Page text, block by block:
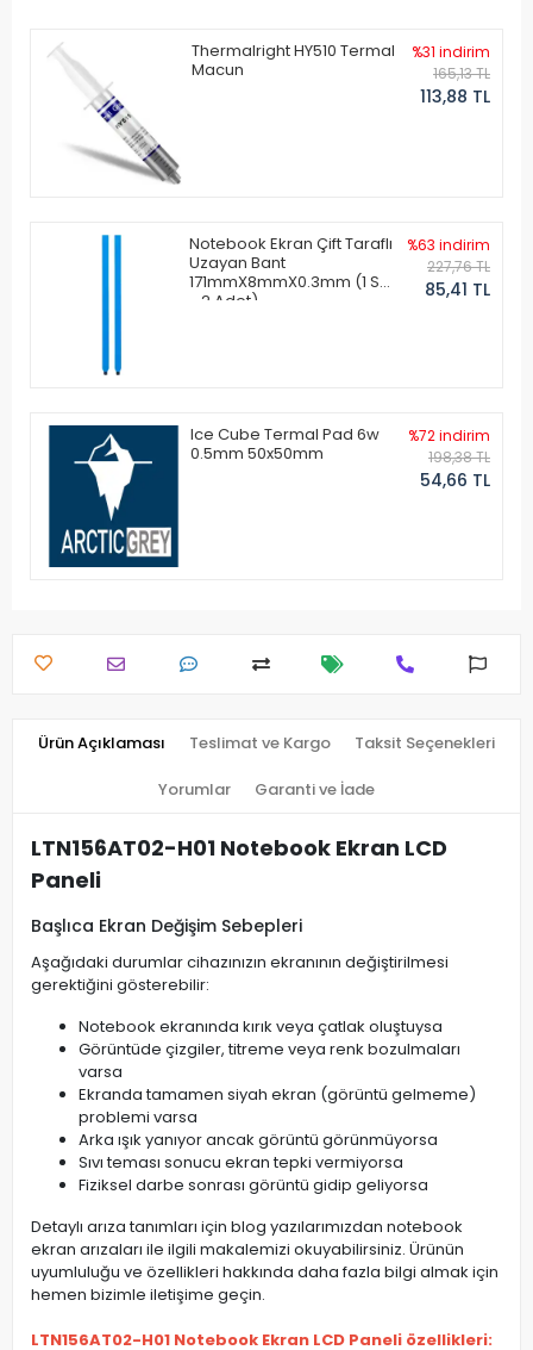
Thermalright HY510 Termal
Macun
%31 indirim
165,13 TL
113,88 TL
Notebook Ekran Çift Taraflı
Uzayan Bant
171mmX8mmX0.3mm (1 Set
- 2 Adet)
%63 indirim
227,76 TL
85,41 TL
Ice Cube Termal Pad 6w
0.5mm 50x50mm
%72 indirim
198,38 TL
54,66 TL
Ürün Açıklaması Teslimat ve Kargo Taksit Seçenekleri
Yorumlar Garanti ve İade
LTN156AT02-H01 Notebook Ekran LCD
Paneli
Başlıca Ekran Değişim Sebepleri
Aşağıdaki durumlar cihazınızın ekranının değiştirilmesi
gerektiğini gösterebilir:
Notebook ekranında kırık veya çatlak oluştuysa
Görüntüde çizgiler, titreme veya renk bozulmaları
varsa
Ekranda tamamen siyah ekran (görüntü gelmeme)
problemi varsa
Arka ışık yanıyor ancak görüntü görünmüyorsa
Sıvı teması sonucu ekran tepki vermiyorsa
Fiziksel darbe sonrası görüntü gidip geliyorsa
Detaylı arıza tanımları için blog yazılarımızdan notebook
ekran arızaları ile ilgili makalemizi okuyabilirsiniz. Ürünün
uyumluluğu ve özellikleri hakkında daha fazla bilgi almak için
hemen bizimle iletişime geçin.
LTN156AT02-H01 Notebook Ekran LCD Paneli özellikleri: